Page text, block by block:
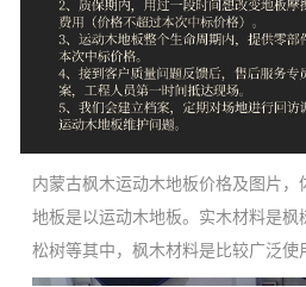
内蒙古枫木运动木地板价格及图片
地板是以运动木地板。实木材料是枫
松树等其中，枫木材料是比较广泛使